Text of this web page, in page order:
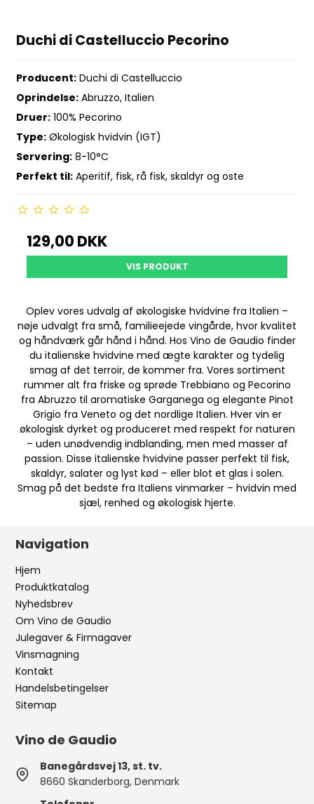
Duchi di Castelluccio Pecorino
Producent: Duchi di Castelluccio
Oprindelse: Abruzzo, Italien
Druer: 100% Pecorino
Type: Økologisk hvidvin (IGT)
Servering: 8-10°C
Perfekt til: Aperitif, fisk, rå fisk, skaldyr og oste
129,00 DKK
VIS PRODUKT
Oplev vores udvalg af økologiske hvidvine fra Italien –
nøje udvalgt fra små, familieejede vingårde, hvor kvalitet
og håndværk går hånd i hånd. Hos Vino de Gaudio finder
du italienske hvidvine med ægte karakter og tydelig
smag af det terroir, de kommer fra. Vores sortiment
rummer alt fra friske og sprøde Trebbiano og Pecorino
fra Abruzzo til aromatiske Garganega og elegante Pinot
Grigio fra Veneto og det nordlige Italien. Hver vin er
økologisk dyrket og produceret med respekt for naturen
– uden unødvendig indblanding, men med masser af
passion. Disse italienske hvidvine passer perfekt til fisk,
skaldyr, salater og lyst kød – eller blot et glas i solen.
Smag på det bedste fra Italiens vinmarker – hvidvin med
sjæl, renhed og økologisk hjerte.
Navigation
Hjem
Produktkatalog
Nyhedsbrev
Om Vino de Gaudio
Julegaver & Firmagaver
Vinsmagning
Kontakt
Handelsbetingelser
Sitemap
Vino de Gaudio
Banegårdsvej 13, st. tv.
8660 Skanderborg, Denmark